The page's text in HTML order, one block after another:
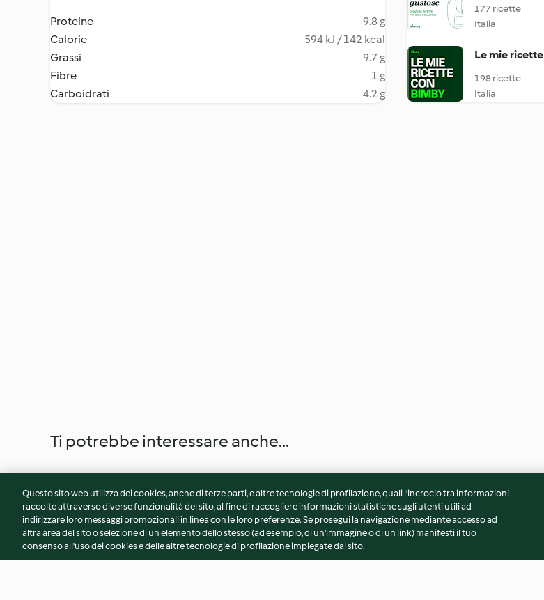
Proteine
9.8 g
Calorie
594 kJ / 142 kcal
Grassi
9.7 g
Fibre
1 g
Carboidrati
4.2 g
177 ricette
Italia
Le mie ricette
198 ricette
Italia
Ti potrebbe interessare anche...
Questo sito web utilizza dei cookies, anche di terze parti, e altre tecnologie di profilazione, quali l’incrocio tra informazioni
raccolte attraverso diverse funzionalità del sito, al fine di raccogliere informazioni statistiche sugli utenti utili ad
indirizzare loro messaggi promozionali in linea con le loro preferenze. Se prosegui la navigazione mediante accesso ad
altra area del sito o selezione di un elemento dello stesso (ad esempio, di un'immagine o di un link) manifesti il tuo
consenso all'uso dei cookies e delle altre tecnologie di profilazione impiegate dal sito.